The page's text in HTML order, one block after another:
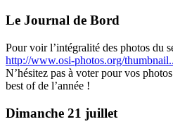
Le Journal de Bord
Pour voir l’intégralité des photos du
http://www.osi-photos.org/
N’hésitez pas à voter pour vos
best of de l’année !
Dimanche 21 juillet